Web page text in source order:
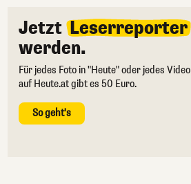
Jetzt Leserreporter
werden.
Für jedes Foto in "Heute" oder jedes Video
auf Heute.at gibt es 50 Euro.
So geht's